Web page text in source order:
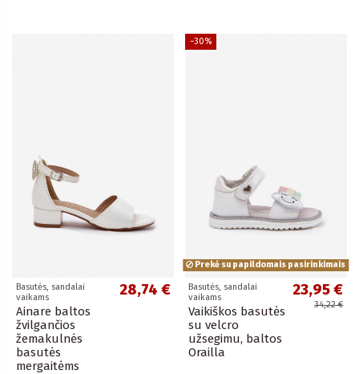
Basutės, sandalai
vaikams
Ainare baltos
žvilgančios
žemakulnės
basutės
mergaitėms
28,74 €
−30%
Prekė su papildomais pasirinkimais
Basutės, sandalai
vaikams
Vaikiškos basutės
su velcro
užsegimu, baltos
Orailla
23,95 €
34,22 €